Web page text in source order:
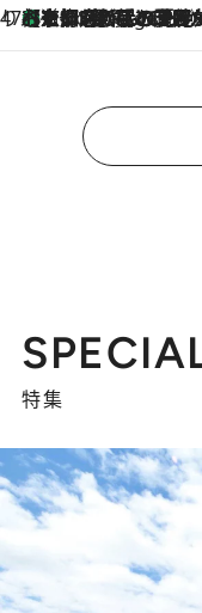
47都道府県の手みやげ ひんやりスイーツで夏を満喫
6 Hours Ago
【京都府】この夏絶対食べたい 冷やしておいしいおやつ3選 ひと口目から心を掴
特集